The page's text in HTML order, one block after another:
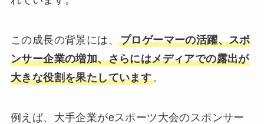
この成長の背景には、 プロゲーマーの活躍、スポ
ンサー企業の増加、さらにはメディアでの露出が
大きな役割を果たしています。
例えば、大手企業がeスポーツ大会のスポンサー